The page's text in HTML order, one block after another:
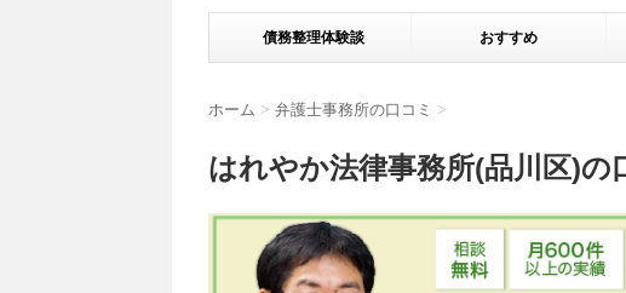
債務整理体験談 おすすめ
ホーム > 弁護士事務所の口コミ >
はれやか法律事務所(品川区)の